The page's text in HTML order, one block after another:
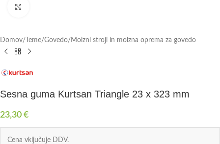
Domov/ Teme/Govedo/ Molzni stroji in molzna oprema za govedo
Sesna guma Kurtsan Triangle 23 x 323 mm
23,30 €
Cena vključuje DDV.